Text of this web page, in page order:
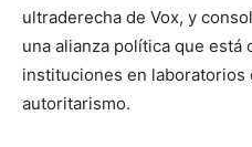
ultraderecha de Vox, y
una alianza política que está
instituciones en laboratorios
autoritarismo.